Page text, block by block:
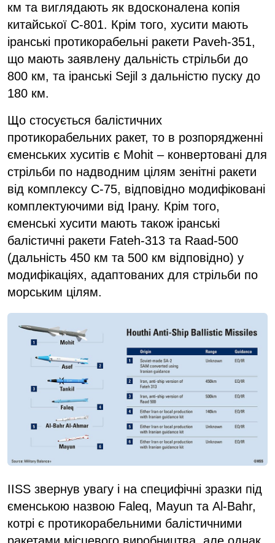
км та виглядають як вдосконалена копія
китайської C-801. Крім того, хусити мають
іранські протикорабельні ракети Paveh-351,
що мають заявлену дальність стрільби до
800 км, та іранські Sejil з дальністю пуску до
180 км.
Що стосується балістичних
протикорабельних ракет, то в розпорядженні
єменських хуситів є Mohit – конвертовані для
стрільби по надводним цілям зенітні ракети
від комплексу С-75, відповідно модифіковані
комплектуючими від Ірану. Крім того,
єменські хусити мають також іранські
балістичні ракети Fateh-313 та Raad-500
(дальність 450 км та 500 км відповідно) у
модифікаціях, адаптованих для стрільби по
морським цілям.
IISS звернув увагу і на специфічні зразки під
єменською назвою Faleq, Mayun та Al-Bahr,
котрі є протикорабельними балістичними